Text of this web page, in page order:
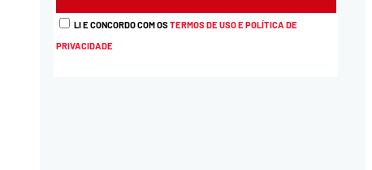
LI E CONCORDO COM OSTERMOS DE USO E POLÍTICA DE
PRIVACIDADE